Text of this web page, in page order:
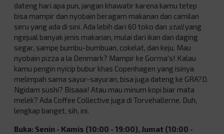
dateng hari apa pun, jangan khawatir karena kamu tetep
bisa mampir dan nyobain beragam makanan dan camilan
seru yang ada di sini. Ada lebih dari 60 toko dan stallyang
ngejual banyak jenis makanan, mulai dari ikan dan daging
segar, sampe bumbu-bumbuan, cokelat, dan keju. Mau
nyobain pizza a la Denmark? Mampir ke Gorma's! Kalau
kamu pengin nyicip bubur khas Copenhagen yang isinya
melimpah sama sayur-sayuran, bisa juga dateng ke GRA?D.
Ngidam sushi? Bisaaa! Atau mau minum kopi biar mata
melek? Ada Coffee Collective juga di Torvehallerne. Duh,
lengkap banget, sih, ini.
Buka: Senin - Kamis (10:00 - 19:00), Jumat (10:00 -